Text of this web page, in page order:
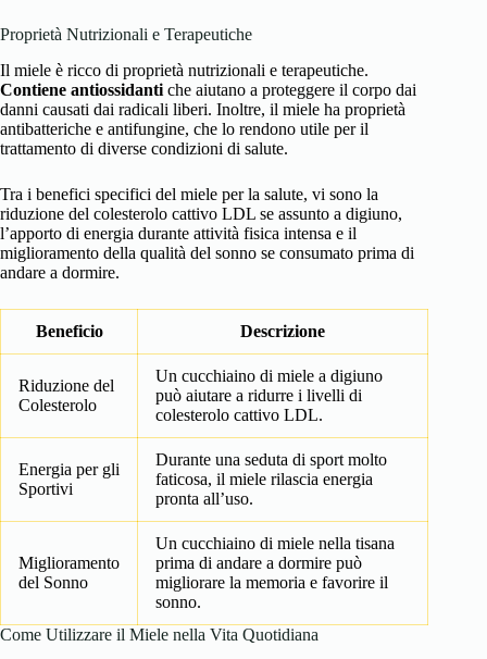
Proprietà Nutrizionali e Terapeutiche
Il miele è ricco di proprietà nutrizionali e terapeutiche.
Contiene antiossidanti che aiutano a proteggere il corpo dai
danni causati dai radicali liberi. Inoltre, il miele ha proprietà
antibatteriche e antifungine, che lo rendono utile per il
trattamento di diverse condizioni di salute.
Tra i benefici specifici del miele per la salute, vi sono la
riduzione del colesterolo cattivo LDL se assunto a digiuno,
l’apporto di energia durante attività fisica intensa e il
miglioramento della qualità del sonno se consumato prima di
andare a dormire.
Beneficio Descrizione
Riduzione del
Colesterolo
Un cucchiaino di miele a digiuno
può aiutare a ridurre i livelli di
colesterolo cattivo LDL.
Energia per gli
Sportivi
Durante una seduta di sport molto
faticosa, il miele rilascia energia
pronta all’uso.
Miglioramento
del Sonno
Un cucchiaino di miele nella tisana
prima di andare a dormire può
migliorare la memoria e favorire il
sonno.
Come Utilizzare il Miele nella Vita Quotidiana